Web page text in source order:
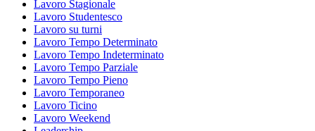
Lavoro Stagionale
Lavoro Studentesco
Lavoro su turni
Lavoro Tempo Determinato
Lavoro Tempo Indeterminato
Lavoro Tempo Parziale
Lavoro Tempo Pieno
Lavoro Temporaneo
Lavoro Ticino
Lavoro Weekend